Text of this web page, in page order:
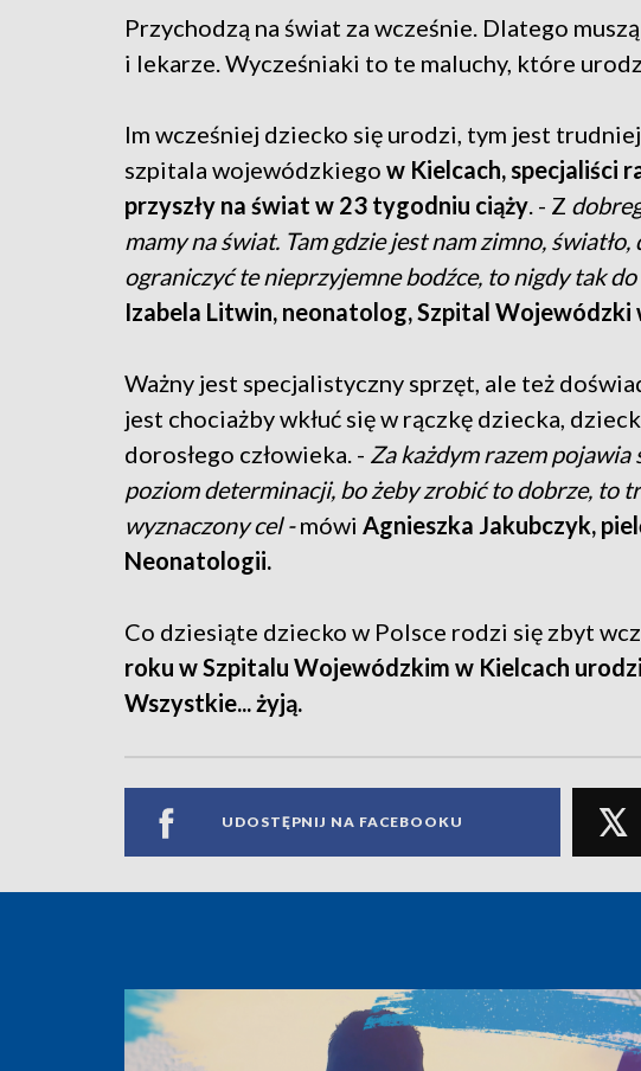
Przychodzą na świat za wcześnie. Dlatego
i lekarze. Wycześniaki to te maluchy, które
Im wcześniej dziecko się urodzi, tym jest
szpitala wojewódzkiego w Kielcach, specjaliści
przyszły na świat w 23 tygodniu ciąży . - Z
mamy na świat. Tam gdzie jest nam zimno,
ograniczyć te nieprzyjemne bodźce, to nigdy tak
Izabela Litwin, neonatolog, Szpital Wojewódzki
Ważny jest specjalistyczny sprzęt, ale też
jest chociażby wkłuć się w rączkę dziecka,
dorosłego człowieka. - Za każdym razem
poziom determinacji, bo żeby zrobić to dobrze, to
wyznaczony cel -mówi Agnieszka Jakubczyk,
Neonatologii.
Co dziesiąte dziecko w Polsce rodzi się zbyt
roku w Szpitalu Wojewódzkim w Kielcach
Wszystkie... żyją.
UDOSTĘPNIJ NA FACEBOOKU